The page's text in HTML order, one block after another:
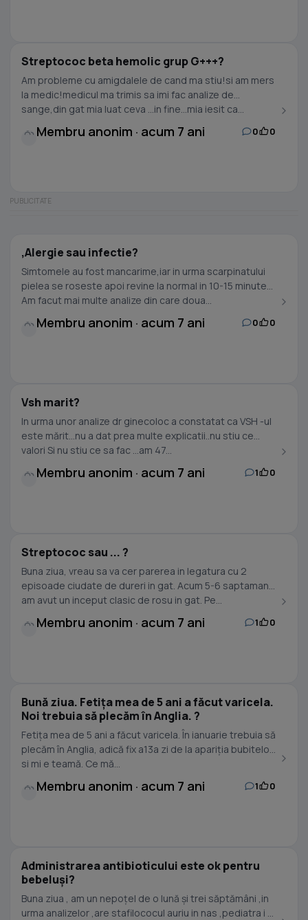
Streptococ beta hemolic grup G+++?
Am probleme cu amigdalele de cand ma stiu!si am mers
la medic!medicul ma trimis sa imi fac analize de
sange,din gat mia luat ceva ...in fine...mia iesit ca...
Membru anonim · acum 7 ani 0 0
,Alergie sau infectie?
Simtomele au fost mancarime,iar in urma scarpinatului
pielea se roseste apoi revine la normal in 10-15 minute
Am facut mai multe analize din care doua...
Membru anonim · acum 7 ani 0 0
Vsh marit?
In urma unor analize dr ginecoloc a constatat ca VSH -ul
este mărit...nu a dat prea multe explicatii..nu stiu ce
valori Si nu stiu ce sa fac ...am 47...
Membru anonim · acum 7 ani 1 0
Streptococ sau ... ?
Buna ziua, vreau sa va cer parerea in legatura cu 2
episoade ciudate de dureri in gat. Acum 5-6 saptamani
am avut un inceput clasic de rosu in gat. Pe...
Membru anonim · acum 7 ani 1 0
Bună ziua. Fetița mea de 5 ani a făcut varicela.
Noi trebuia să plecăm în Anglia. ?
Fetița mea de 5 ani a făcut varicela. În ianuarie trebuia să
plecăm în Anglia, adică fix a13a zi de la apariția bubitelor
si mi e teamă. Ce mă...
Membru anonim · acum 7 ani 1 0
Administrarea antibioticului este ok pentru
bebeluși?
Buna ziua , am un nepoțel de o lună și trei săptămâni ,in
urma analizelor ,are stafilococul auriu in nas ,pediatra i a